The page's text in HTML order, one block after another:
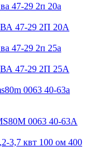
ВА 47-29 2П 20А
ВА 47-29 2П 25А
0063 40-63А